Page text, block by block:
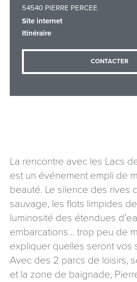
54540 PIERRE PERCEE
Site internet
Itinéraire
CONTACTER
La rencontre avec les Lacs
est un événement empli de
beauté. Le silence des rives
sauvage, les flots limpides
luminosité des étendues
embarcations… trop peu de
expliquer quelles seront vos
Avec des 2 parcs de loisirs,
et la zone de baignade,
Téléphone
Les informations recueillies à partir de
nécessaires au traitement de votre
mention contraire). Vous disposez d’un
rectification et d’opposition aux
que vous pouvez exercer en adressant
signé accompagné de la copie d’un
l’adresse suivante : Meurthe & Moselle
esplanade Jacques-Baudot CO 90019